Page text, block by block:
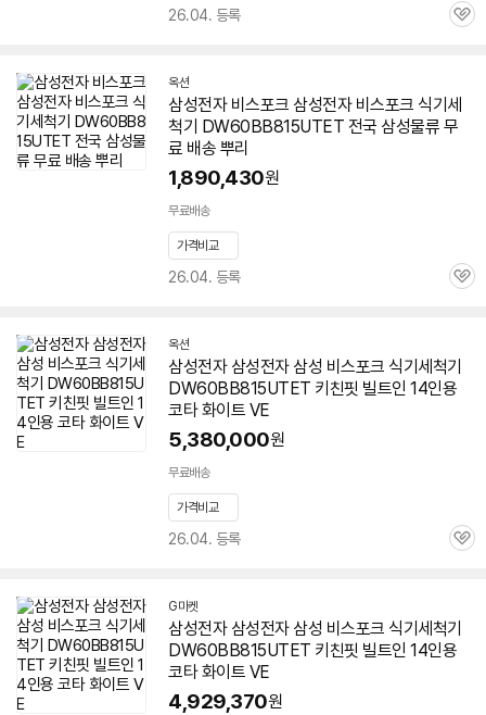
26.04. 등록
관
옥션
삼성전자 비스포크 삼성전자 비스포크 식기세
척기 DW60BB815UTET 전국 삼성물류 무
료 배송 뿌리
1,890,430원
무료배송
가격비교
26.04. 등록
관
옥션
삼성전자 삼성전자 삼성 비스포크 식기세척기
DW60BB815UTET 키친핏 빌트인 14인용
코타 화이트 VE
5,380,000원
무료배송
가격비교
26.04. 등록
관
G마켓
삼성전자 삼성전자 삼성 비스포크 식기세척기
DW60BB815UTET 키친핏 빌트인 14인용
코타 화이트 VE
4,929,370원